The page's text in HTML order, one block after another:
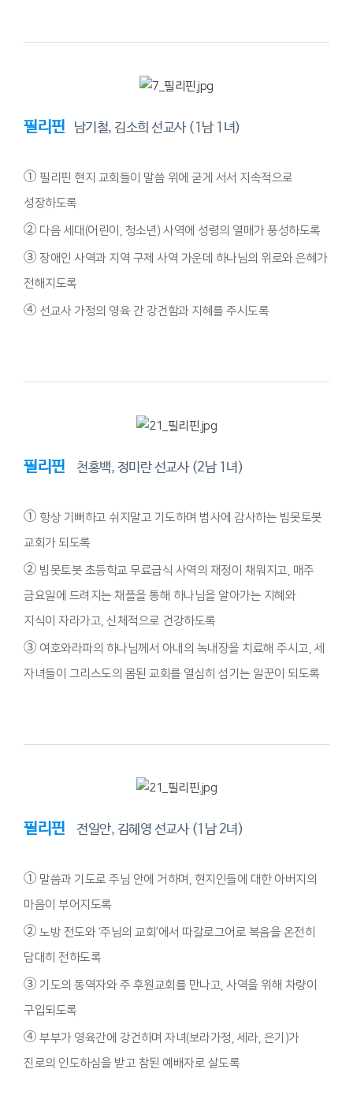
필리핀 남기철, 김소희 선교사 (1남 1녀)
① 필리핀 현지 교회들이 말씀 위에 굳게 서서 지속적으로
성장하도록
② 다음 세대(어린이, 청소년) 사역에 성령의 열매가 풍성하도록
③ 장애인 사역과 지역 구제 사역 가운데 하나님의 위로와 은혜가
전해지도록
④ 선교사 가정의 영육 간 강건함과 지혜를 주시도록
필리핀 천홍백, 정미란 선교사 (2남 1녀)
① 항상 기뻐하고 쉬지말고 기도하며 범사에 감사하는 빔못토봇
교회가 되도록
② 빔못토봇 초등학교 무료급식 사역의 재정이 채워지고, 매주
금요일에 드려지는 채플을 통해 하나님을 알아가는 지혜와
지식이 자라가고, 신체적으로 건강하도록
③ 여호와라파의 하나님께서 아내의 녹내장을 치료해 주시고, 세
자녀들이 그리스도의 몸된 교회를 열심히 섬기는 일꾼이 되도록
필리핀 전일안, 김혜영 선교사 (1남 2녀)
① 말씀과 기도로 주님 안에 거하며, 현지인들에 대한 아버지의
마음이 부어지도록
② 노방 전도와 ‘주님의 교회’에서 따갈로그어로 복음을 온전히
담대히 전하도록
③ 기도의 동역자와 주 후원교회를 만나고, 사역을 위해 차량이
구입되도록
④ 부부가 영육간에 강건하며 자녀(보라가정, 세라, 은기)가
진로의 인도하심을 받고 참된 예배자로 살도록